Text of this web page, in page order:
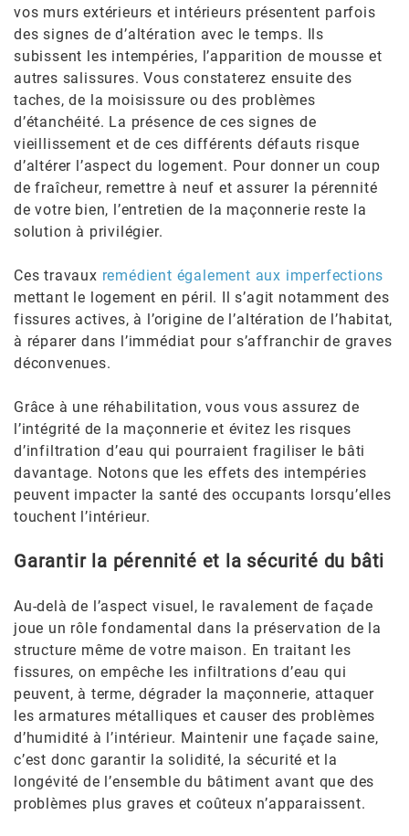
vos murs extérieurs et intérieurs présentent parfois
des signes de d’altération avec le temps. Ils
subissent les intempéries, l’apparition de mousse et
autres salissures. Vous constaterez ensuite des
taches, de la moisissure ou des problèmes
d’étanchéité. La présence de ces signes de
vieillissement et de ces différents défauts risque
d’altérer l’aspect du logement. Pour donner un coup
de fraîcheur, remettre à neuf et assurer la pérennité
de votre bien, l’entretien de la maçonnerie reste la
solution à privilégier.
Ces travaux remédient également aux imperfections
mettant le logement en péril. Il s’agit notamment des
fissures actives, à l’origine de l’altération de l’habitat,
à réparer dans l’immédiat pour s’affranchir de graves
déconvenues.
Grâce à une réhabilitation, vous vous assurez de
l’intégrité de la maçonnerie et évitez les risques
d’infiltration d’eau qui pourraient fragiliser le bâti
davantage. Notons que les effets des intempéries
peuvent impacter la santé des occupants lorsqu’elles
touchent l’intérieur.
Garantir la pérennité et la sécurité du bâti
Au-delà de l’aspect visuel, le ravalement de façade
joue un rôle fondamental dans la préservation de la
structure même de votre maison. En traitant les
fissures, on empêche les infiltrations d’eau qui
peuvent, à terme, dégrader la maçonnerie, attaquer
les armatures métalliques et causer des problèmes
d’humidité à l’intérieur. Maintenir une façade saine,
c’est donc garantir la solidité, la sécurité et la
longévité de l’ensemble du bâtiment avant que des
problèmes plus graves et coûteux n’apparaissent.